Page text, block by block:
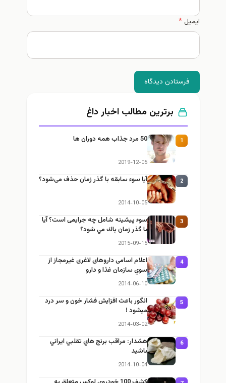
ایمیل*
فرستادن دیدگاه
برترین مطالب اخبار داغ
1 50 مرد جذاب همه دوران ها
2019-12-05
2 آیا سوء سابقه با گذر زمان حذف می‌شود؟
2014-10-05
3
سوء پيشينه شامل چه جرایمی است؟ آيا
با گذر زمان پاك مي شود؟
2015-09-15
4
اعلام اسامی داروهای لاغری غیرمجاز از
سوي سازمان غذا و دارو
2014-06-10
5
انگور باعث افزايش فشار خون و سر درد
ميشود !
2014-03-02
6
هشدار: مراقب برنج هاي تقلبي ايراني
باشيد
2014-10-04